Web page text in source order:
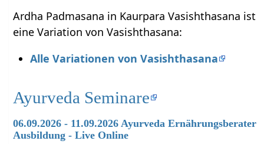
Ardha Padmasana in Kaurpara Vasishthasana ist
eine Variation von Vasishthasana:
Alle Variationen von Vasishthasana
Ayurveda Seminare
06.09.2026 - 11.09.2026 Ayurveda Ernährungsberater
Ausbildung - Live Online